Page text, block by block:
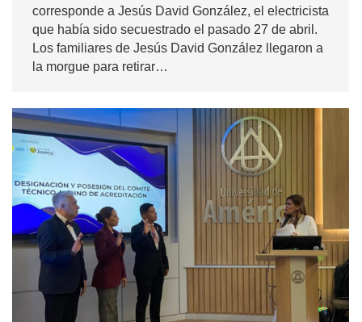
corresponde a Jesús David González, el electricista
que había sido secuestrado el pasado 27 de abril.
Los familiares de Jesús David González llegaron a
la morgue para retirar…